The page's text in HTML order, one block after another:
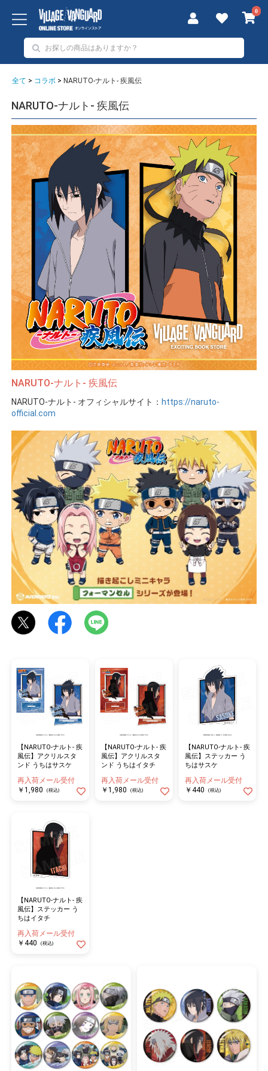
0
全て > コラボ > NARUTO-ナルト- 疾風伝
NARUTO-ナルト- 疾風伝
NARUTO-ナルト- 疾風伝
NARUTO-ナルト- オフィシャルサイト： https://naruto-
official.com
【NARUTO-ナルト- 疾
風伝】アクリルスタ
ンド うちはサスケ
再入荷メール受付
￥1,980
(税込)
【NARUTO-ナルト- 疾
風伝】アクリルスタ
ンド うちはイタチ
再入荷メール受付
￥1,980
(税込)
【NARUTO-ナルト- 疾
風伝】ステッカー う
ちはサスケ
再入荷メール受付
￥440
(税込)
【NARUTO-ナルト- 疾
風伝】ステッカー う
ちはイタチ
再入荷メール受付
￥440
(税込)
イラストレ
ーター
アダルトグ
ッズ